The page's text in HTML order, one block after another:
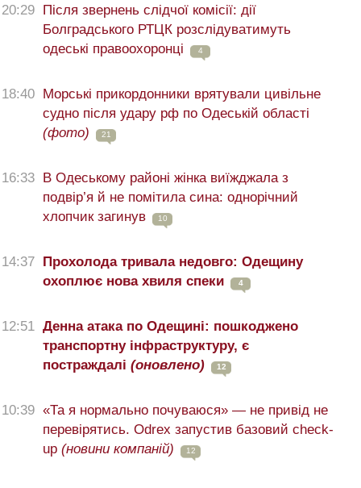
20:29 Після звернень слідчої комісії: дії
Болградського РТЦК розслідуватимуть
одеські правоохоронці
4
18:40 Морські прикордонники врятували цивільне
судно після удару рф по Одеській області
(фото)
21
16:33 В Одеському районі жінка виїжджала з
подвір’я й не помітила сина: однорічний
хлопчик загинув
10
14:37 Прохолода тривала недовго: Одещину
охоплює нова хвиля спеки
4
12:51 Денна атака по Одещині: пошкоджено
транспортну інфраструктуру, є
постраждалі (оновлено) 12
10:39 «Та я нормально почуваюся» — не привід не
перевірятись. Odrex запустив базовий check-
up (новини компаній) 12